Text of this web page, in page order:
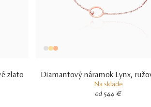
VÁHA
zlato Diamantový náramok Lynx,
Na sklade
od 544 €